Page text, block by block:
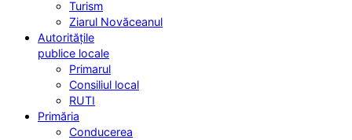
Turism
Ziarul Novăceanul
Autoritățile
publice locale
Primarul
Consiliul local
RUTI
Primăria
Conducerea